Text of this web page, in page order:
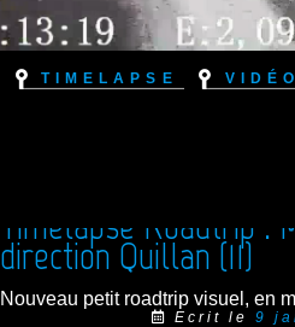
Timelapse
Timelapse Roadtrip :
direction Quillan (11)
Ecrit le 9
Nouveau petit roadtrip visuel, en